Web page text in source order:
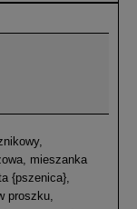
mieszanka
{pszenica},
proszku,